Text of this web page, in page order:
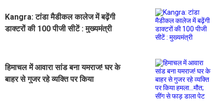
Kangra: टांडा मैडीकल कालेज में बढ़ेंगी
डाक्टरों की 100 पीजी सीटें : मुख्यमंत्री
हिमाचल में आवारा सांड बना यमराज! घर के
बाहर से गुजर रहे व्यक्ति पर किया